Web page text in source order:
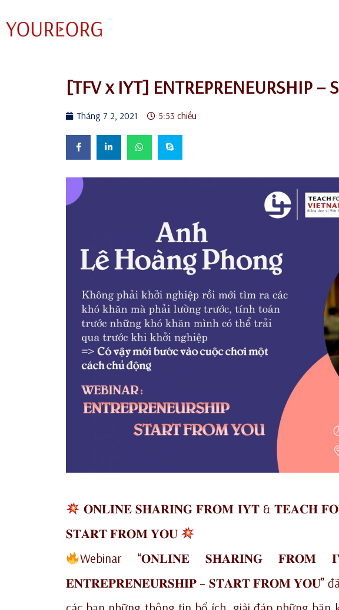
Chuyển
[TFV x IYT] ENTREPRENEURSHIP –
Tháng 7 2, 2021 5:53 chiều
𝐎𝐍𝐋𝐈𝐍𝐄 𝐒𝐇𝐀𝐑𝐈𝐍𝐆 𝐅𝐑𝐎𝐌 𝐈𝐘𝐓 & 𝐓𝐄𝐀𝐂𝐇
𝐒𝐓𝐀𝐑𝐓 𝐅𝐑𝐎𝐌 𝐘𝐎𝐔
Webinar “𝐎𝐍𝐋𝐈𝐍𝐄 𝐒𝐇𝐀𝐑𝐈𝐍𝐆
𝐄𝐍𝐓𝐑𝐄𝐏𝐑𝐄𝐍𝐄𝐔𝐑𝐒𝐇𝐈𝐏 – 𝐒𝐓𝐀𝐑𝐓 𝐅𝐑𝐎𝐌 𝐘𝐎𝐔” đã